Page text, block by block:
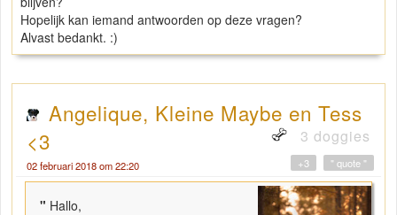
Hopelijk kan iemand antwoorden op deze vragen?
Alvast bedankt. :)
Angelique, Kleine Maybe en Tess
<3
3 doggies
02 februari 2018 om 22:20 " quote "
+3
" Hallo,